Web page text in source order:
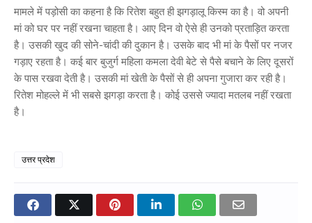
मामले में पड़ोसी का कहना है कि रितेश बहुत ही झगड़ालू किस्म का है। वो अपनी
मां को घर पर नहीं रखना चाहता है। आए दिन वो ऐसे ही उनको प्रताड़ित करता
है। उसकी खुद की सोने-चांदी की दुकान है। उसके बाद भी मां के पैसों पर नजर
गड़ाए रहता है। कई बार बुजुर्ग महिला कमला देवी बेटे से पैसे बचाने के लिए दूसरों
के पास रखवा देती है। उसकी मां खेती के पैसों से ही अपना गुजारा कर रही है।
रितेश मोहल्ले में भी सबसे झगड़ा करता है। कोई उससे ज्यादा मतलब नहीं रखता
है।
उत्तर प्रदेश